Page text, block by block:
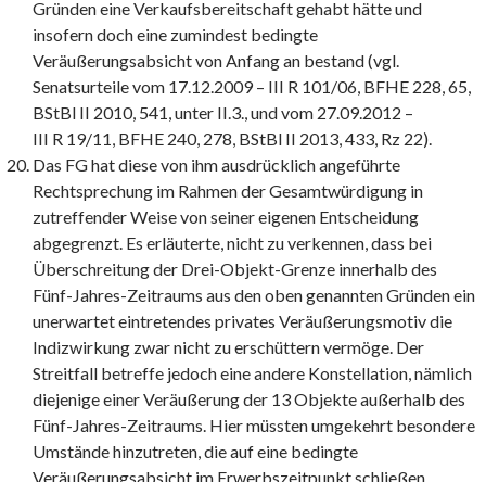
Gründen eine Verkaufsbereitschaft gehabt hätte und
insofern doch eine zumindest bedingte
Veräußerungsabsicht von Anfang an bestand (vgl.
Senatsurteile vom 17.12.2009 – III R 101/06, BFHE 228, 65,
BStBl II 2010, 541, unter II.3., und vom 27.09.2012 –
III R 19/11, BFHE 240, 278, BStBl II 2013, 433, Rz 22).
Das FG hat diese von ihm ausdrücklich angeführte
Rechtsprechung im Rahmen der Gesamtwürdigung in
zutreffender Weise von seiner eigenen Entscheidung
abgegrenzt. Es erläuterte, nicht zu verkennen, dass bei
Überschreitung der Drei-Objekt-Grenze innerhalb des
Fünf-Jahres-Zeitraums aus den oben genannten Gründen ein
unerwartet eintretendes privates Veräußerungsmotiv die
Indizwirkung zwar nicht zu erschüttern vermöge. Der
Streitfall betreffe jedoch eine andere Konstellation, nämlich
diejenige einer Veräußerung der 13 Objekte außerhalb des
Fünf-Jahres-Zeitraums. Hier müssten umgekehrt besondere
Umstände hinzutreten, die auf eine bedingte
Veräußerungsabsicht im Erwerbszeitpunkt schließen